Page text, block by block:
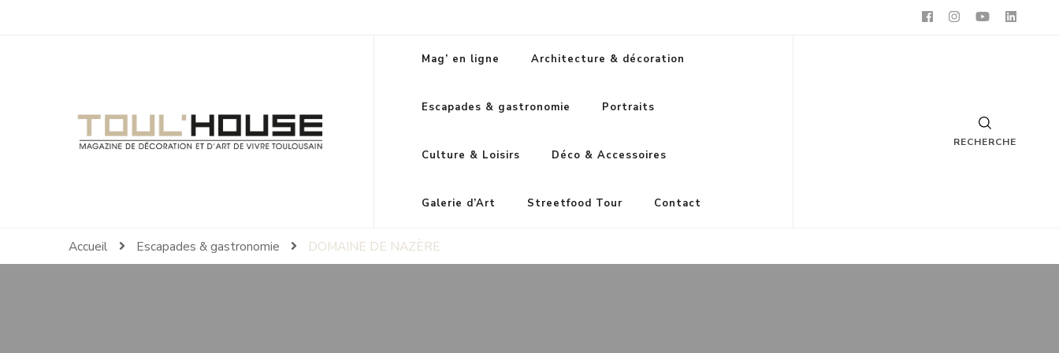
Toul'House
Magazine de Décoration et d'Art de Vivre.
Mag’ en ligne Architecture & décoration
Escapades & gastronomie Portraits
Culture & Loisirs Déco & Accessoires
Galerie d’Art Streetfood Tour Contact
RECHERCHE
Accueil Escapades & gastronomie DOMAINE DE NAZÈRE